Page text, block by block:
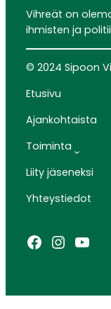
Vihreät on
ihmisten ja
© 2024 Sipoon
Etusivu
Ajankohtaista
Toiminta
Liity jäseneksi
Yhteystiedot
Facebook